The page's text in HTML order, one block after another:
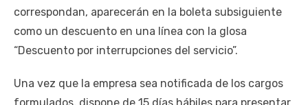
correspondan, aparecerán en la boleta subsiguiente
como un descuento en una línea con la glosa
“Descuento por interrupciones del servicio”.
Una vez que la empresa sea notificada de los cargos